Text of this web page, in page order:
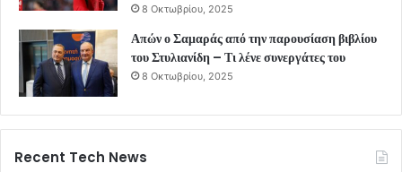
8 Οκτωβρίου, 2025
Απών ο Σαμαράς από την παρουσίαση βιβλίου
του Στυλιανίδη – Τι λένε συνεργάτες του
8 Οκτωβρίου, 2025
Recent Tech News